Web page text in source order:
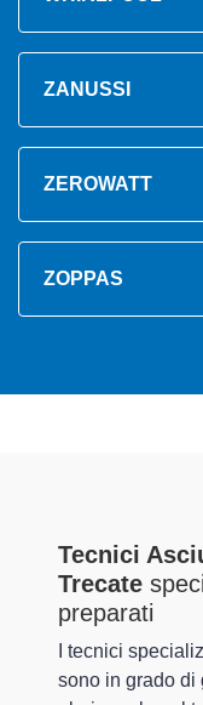
ZANUSSI
ZEROWATT
ZOPPAS
Tecnici
Trecate
preparati
I tecnici
sono in grado di